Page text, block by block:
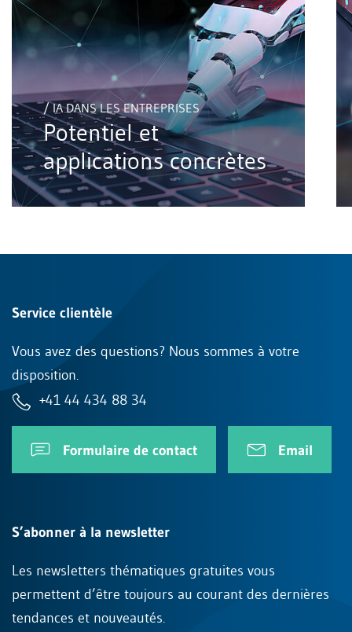
/ IA DANS LES ENTREPRISES
Potentiel et
applications concrètes
Service clientèle
Vous avez des questions? Nous sommes à votre
disposition.
+41 44 434 88 34
Formulaire de contact Email
S’abonner à la newsletter
Les newsletters thématiques gratuites vous
permettent d’être toujours au courant des dernières
tendances et nouveautés.